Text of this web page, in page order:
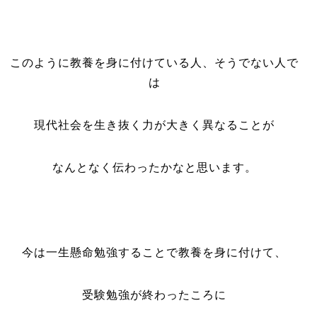
このように教養を身に付けている人、そうでない人で
は
現代社会を生き抜く力が大きく異なることが
なんとなく伝わったかなと思います。
今は一生懸命勉強することで教養を身に付けて、
受験勉強が終わったころに